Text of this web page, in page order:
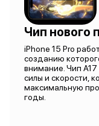
Чип нового
iPhone 15 Pro
созданию
внимание. Чип
силы и скорости,
максимальную
годы.